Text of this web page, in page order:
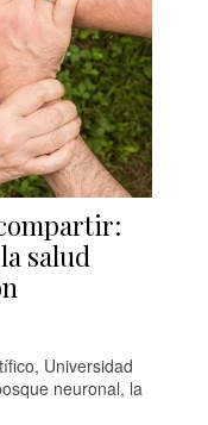
salud
Universidad
neuronal, la